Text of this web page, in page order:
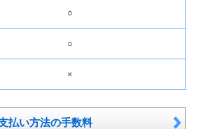
○
○
×
払い方法の手数料